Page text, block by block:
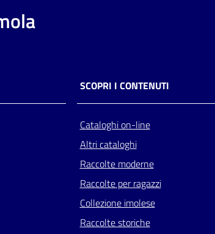
SCOPRI I CONTENUTI
Cataloghi on-line
Altri cataloghi
Raccolte moderne
Raccolte per ragazzi
Collezione imolese
Raccolte storiche